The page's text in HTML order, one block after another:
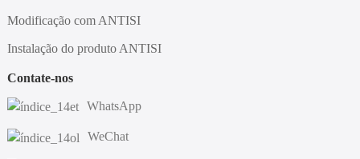
Modificação com ANTISI
Instalação do produto ANTISI
Contate-nos
WhatsApp
WeChat